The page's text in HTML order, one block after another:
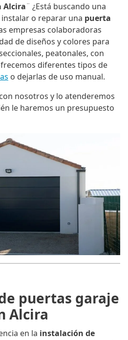
Alcira¨ ¿Está buscando una
o reparar una puerta
empresas colaboradoras
de diseños y colores para
peatonales, con
diferentes tipos de
o dejarlas de uso manual.
nosotros y lo atenderemos
le haremos un presupuesto
puertas garaje
Alcira
en la instalación de